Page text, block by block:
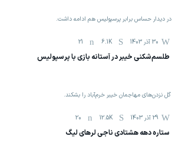
دیدار حساس برابر پرسپولیس هم ادامه داشت.
30 آذر 1403 6.1K
21
طلسم‌شکنی خیبر در آستانه بازی با پرسپولیس
نزدن‌های مهاجمان خیبر خرم‌آباد را بشکند.
29 آذر 1403 12.5K
20
ستاره دهه هشتادی ناجی لرهای لیگ